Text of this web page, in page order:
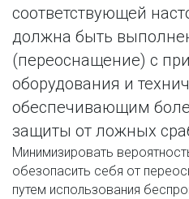
соответствующей
должна быть
(переоснащение) с
оборудования и
обеспечивающим
защиты от ложных
Минимизировать
обезопасить себя от
путем использования